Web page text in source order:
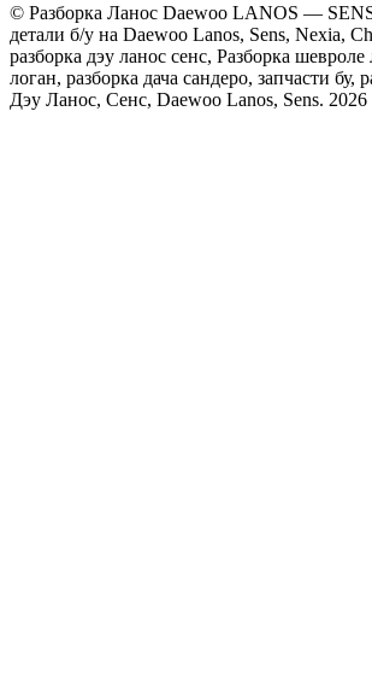
© Разборка Ланос Daewoo LANOS —
детали б/у на Daewoo Lanos, Sens, Nexia,
разборка дэу ланос сенс, Разборка
логан, разборка дача сандеро, запчасти
Дэу Ланос, Сенс, Daewoo Lanos, Sens. 2026